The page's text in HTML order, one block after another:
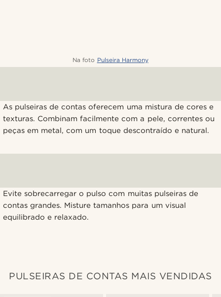
Na foto Pulseira Harmony
As pulseiras de contas oferecem uma mistura de cores e
texturas. Combinam facilmente com a pele, correntes ou
peças em metal, com um toque descontraído e natural.
Evite sobrecarregar o pulso com muitas pulseiras de
contas grandes. Misture tamanhos para um visual
equilibrado e relaxado.
PULSEIRAS DE CONTAS MAIS VENDIDAS